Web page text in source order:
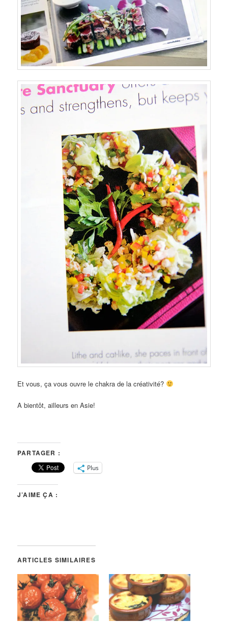
Et vous, ça vous ouvre le chakra de la créativité?
A bientôt, ailleurs en Asie!
PARTAGER :
Plus
J’AIME ÇA :
ARTICLES SIMILAIRES